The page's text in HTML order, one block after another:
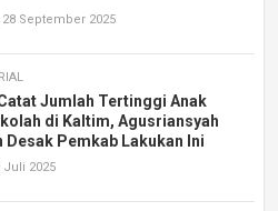
September 2025
Jumlah Tertinggi Anak
di Kaltim, Agusriansyah
Desak Pemkab Lakukan Ini
Juli 2025